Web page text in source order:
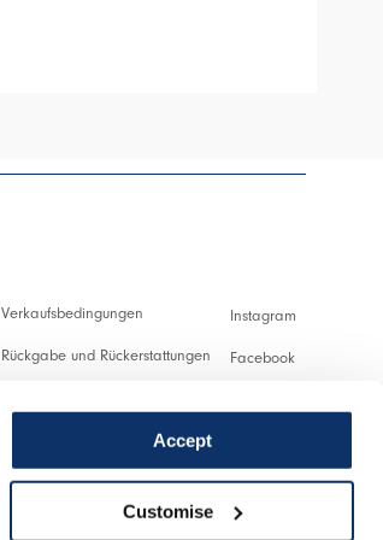
Accept
Customise
Verkaufsbedingungen
Rückgabe und Rückerstattungen
Cookies
Instagram
Facebook
Twitter
Spotify